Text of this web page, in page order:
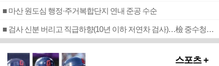
■ 마산 원도심 행정·주거복합단지 연내 준공 수순
■ 검사 신분 버리고 직급하향(10년 이하 저연차 검사)…檢 중수청행 기피
스포츠 +